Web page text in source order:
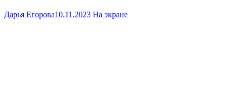
Дарья Егорова10.11.2023 На экране